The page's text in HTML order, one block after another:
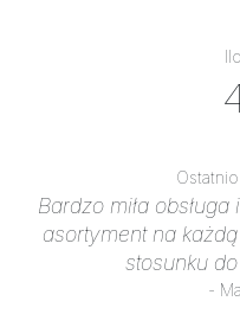
Bardzo miła
asortyment na
stosunku
-